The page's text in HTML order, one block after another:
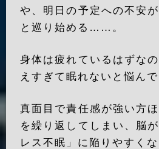
や、明日の予定への不安
と巡り始める……。
身体は疲れているはずな
えすぎて眠れないと悩ん
真面目で責任感が強い方
を繰り返してしまい、脳
レス不眠」に陥りやすくな